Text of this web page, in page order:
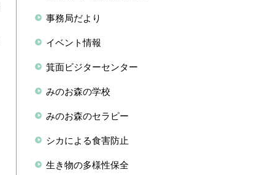
事務局だより
イベント情報
箕面ビジターセンター
みのお森の学校
みのお森のセラピー
シカによる食害防止
生き物の多様性保全